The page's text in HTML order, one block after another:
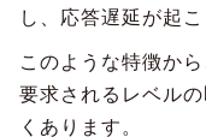
し、応答遅延が起こ
このような特徴か
要求されるレベル
くあります。